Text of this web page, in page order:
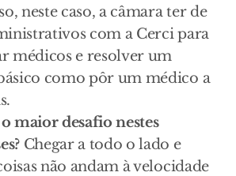
neste caso, a câmara ter de
com a Cerci para
médicos e resolver um
como pôr um médico a
maior desafio nestes
Chegar a todo o lado e
não andam à velocidade